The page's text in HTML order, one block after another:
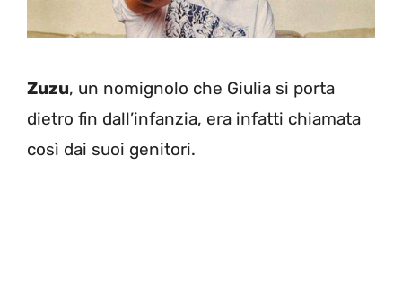
Zuzu, un nomignolo che Giulia si porta
dietro fin dall’infanzia, era infatti chiamata
così dai suoi genitori.